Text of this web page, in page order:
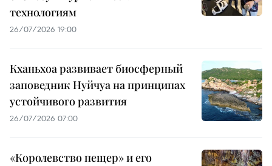
технологиям
26/07/2026 19:00
Кханьхоа развивает биосферный
заповедник Нуйчуа на принципах
устойчивого развития
26/07/2026 07:00
«Королевство пещер» и его